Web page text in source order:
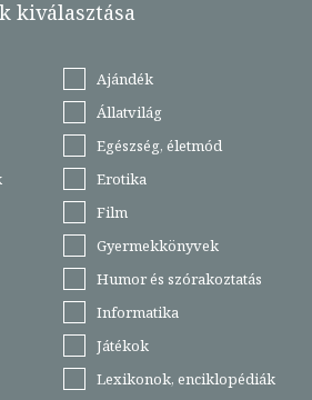
kiválasztása
Ajándék
Állatvilág
Egészség, életmód
Erotika
Film
Gyermekkönyvek
Humor és szórakoztatás
Informatika
Játékok
Lexikonok, enciklopédiák